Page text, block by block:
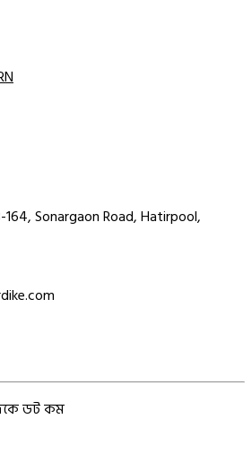
164, Sonargaon Road, Hatirpool,
ডট কম